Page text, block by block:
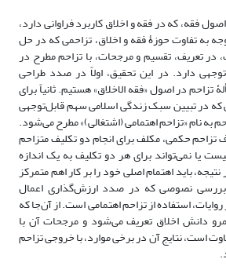
فقه، که در فقه و اخلاق کاربرد فراوانی دارد،
به تفاوت حوزۀ فقه و اخلاق، تزاحمی که در حل
در تعریف، تقسیم و مرجحات، با تزاحم مطرح در
دارد. در این تحقیق، اولاً در صدد طراحی
تزاحم در اصول «فقه الاخلاق» هستیم. ثانیاً برای
که در تبیین سبک زندگی اسلامی سهم قابل‌توجهی
به نام «تزاحم اهتمامی (اشتغالی)» مطرح می‌شود.
تزاحم حکمی، مکلف برای انجام دو تکلیف متزاحم
یا نمی‌تواند برای هر دو تکلیف به یک اندازه
باید اهتمام اصلی خود را بر کار اهم متمرکز
نصوصی که در صدد ارزش‌گذاری اعمال
استفاده از تزاحم اهتمامی است. از آن‌جا که
دانش اخلاق تعریف می‌شود و مرجحات آن با
است، نتایج آن در برخی موارد، با خروجی تزاحم